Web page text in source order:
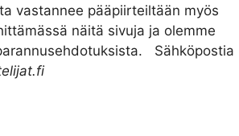
vastannee pääpiirteiltään myös
näitä sivuja ja olemme
Sähköpostia